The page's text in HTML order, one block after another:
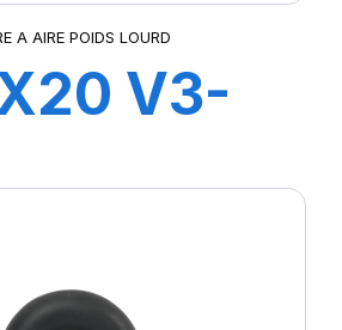
A AIRE POIDS LOURD
V3-